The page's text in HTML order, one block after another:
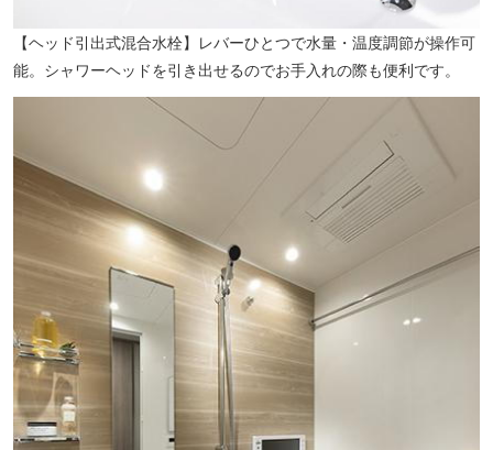
【ヘッド引出式混合水栓】レバーひとつで水量・温度調節が操作可
能。シャワーヘッドを引き出せるのでお手入れの際も便利です。